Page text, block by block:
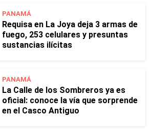
PANAMÁ
Requisa en La Joya deja 3 armas de
fuego, 253 celulares y presuntas
sustancias ilícitas
PANAMÁ
La Calle de los Sombreros ya es
oficial: conoce la vía que sorprende
en el Casco Antiguo